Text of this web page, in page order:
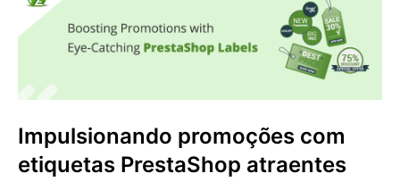
Impulsionando promoções com
etiquetas PrestaShop atraentes